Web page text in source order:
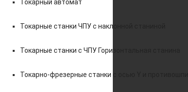
Токарный автомат
Токарные станки ЧПУ c наклонной станиной
Токарные станки с ЧПУ Горизонтальная станина
Токарно-фрезерные станки с осью Y и